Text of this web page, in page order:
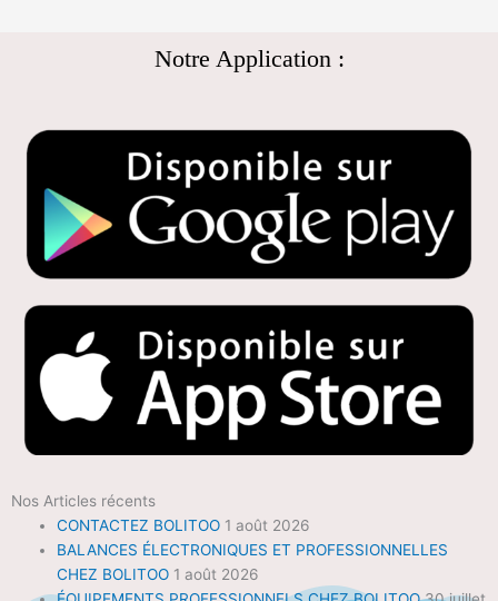
Notre Application :
Nos Articles récents
CONTACTEZ BOLITOO 1 août 2026
BALANCES ÉLECTRONIQUES ET PROFESSIONNELLES
CHEZ BOLITOO 1 août 2026